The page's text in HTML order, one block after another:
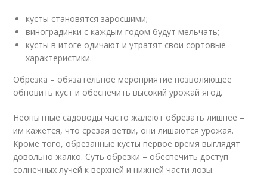
кусты становятся заросшими;
виноградинки с каждым годом будут мельчать;
кусты в итоге одичают и утратят свои сортовые
характеристики.
Обрезка – обязательное мероприятие позволяющее
обновить куст и обеспечить высокий урожай ягод.
Неопытные садоводы часто жалеют обрезать лишнее –
им кажется, что срезая ветви, они лишаются урожая.
Кроме того, обрезанные кусты первое время выглядят
довольно жалко. Суть обрезки – обеспечить доступ
солнечных лучей к верхней и нижней части лозы.